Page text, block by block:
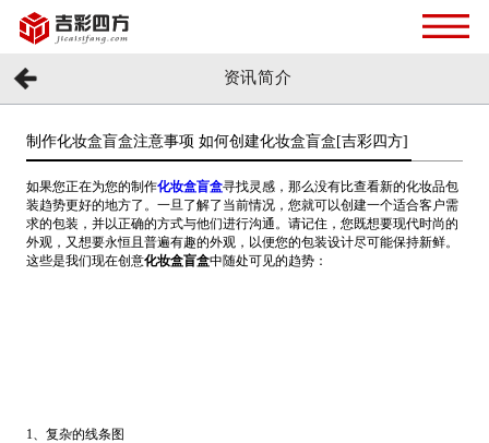
资讯简介
制作化妆盒盲盒注意事项 如何创建化妆盒盲盒[吉彩四方]
如果您正在为您的制作化妆盒盲盒寻找灵感，那么没有比查看新的化妆品包
装趋势更好的地方了。一旦了解了当前情况，您就可以创建一个适合客户需
求的包装，并以正确的方式与他们进行沟通。请记住，您既想要现代时尚的
外观，又想要永恒且普遍有趣的外观，以便您的包装设计尽可能保持新鲜。
这些是我们现在创意化妆盒盲盒中随处可见的趋势：
1、复杂的线条图